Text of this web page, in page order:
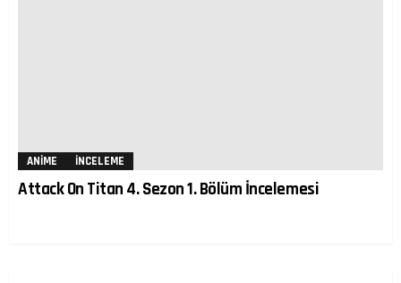
ANIME İNCELEME
Attack On Titan 4. Sezon 1. Bölüm İncelemesi